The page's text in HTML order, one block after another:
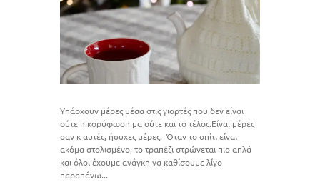
Υπάρχουν μέρες μέσα στις γιορτές που δεν είναι
ούτε η κορύφωση μα ούτε και το τέλος.Είναι μέρες
σαν κ αυτές, ήσυχες μέρες. Όταν το σπίτι είναι
ακόμα στολισμένο, το τραπέζι στρώνεται πιο απλά
και όλοι έχουμε ανάγκη να καθίσουμε λίγο
παραπάνω...